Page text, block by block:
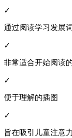
✓
通过阅读学习发展
✓
非常适合开始阅读
✓
便于理解的插图
✓
旨在吸引儿童注意